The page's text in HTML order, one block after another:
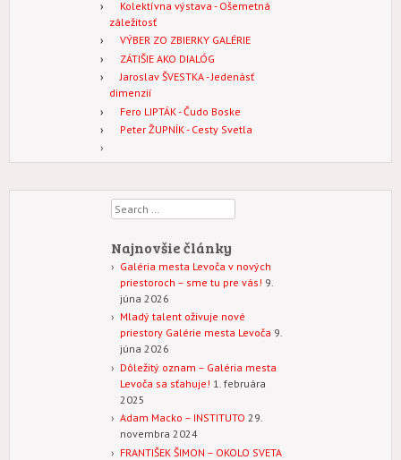
Kolektívna výstava - Ošemetná
záležitosť
VÝBER ZO ZBIERKY GALÉRIE
ZÁTIŠIE AKO DIALÓG
Jaroslav ŠVESTKA - Jedenásť
dimenzií
Fero LIPTÁK - Čudo Boske
Peter ŽUPNÍK - Cesty Svetla
Search
Najnovšie články
Galéria mesta Levoča v nových
priestoroch – sme tu pre vás! 9.
júna 2026
Mladý talent oživuje nové
priestory Galérie mesta Levoča 9.
júna 2026
Dôležitý oznam – Galéria mesta
Levoča sa sťahuje! 1. februára
2025
Adam Macko – INSTITUTO 29.
novembra 2024
FRANTIŠEK ŠIMON – OKOLO SVETA